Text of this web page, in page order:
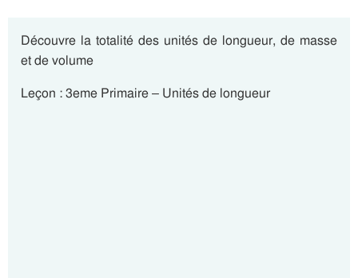
Découvre la totalité des unités de longueur, de masse
et de volume
Leçon : 3eme Primaire – Unités de longueur